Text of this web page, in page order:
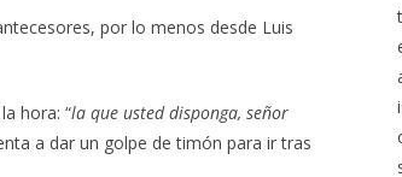
por lo menos desde Luis
hora: “la que usted disponga, señor
a dar un golpe de timón para ir tras